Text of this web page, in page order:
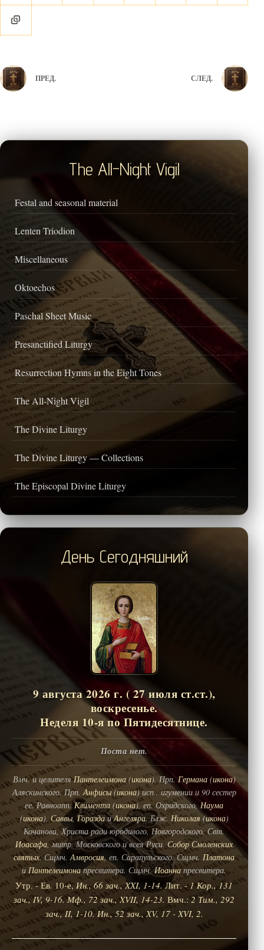
ПРЕД. СЛЕД.
The All-Night Vigil
Festal and seasonal material
Lenten Triodion
Miscellaneous
Oktoechos
Paschal Sheet Music
Presanctified Liturgy
Resurrection Hymns in the Eight Tones
The All-Night Vigil
The Divine Liturgy
The Divine Liturgy — Collections
The Episcopal Divine Liturgy
День Сегодняшний
9 августа 2026 г. ( 27 июля ст.ст.),
воскресенье.
Неделя 10-я по Пятидесятнице.
Поста нет.
Вмч. и целителяПантелеимона(икона). Прп. Германа(икона)
Аляскинского. Прп. Анфисы(икона) исп., игумении и 90 сестер
ее. Равноапп.Климента (икона), еп. Охридского, Наума
(икона), Саввы,ГораздаиАнгеляра. Блж. Николая (икона)
Кочанова, Христа ради юродивого, Новгородского. Свт.
Иоасафа , митр. Московского и всея Руси.Собор Смоленских
святых. Сщмч.Амвросия, еп. Сарапульского. Сщмч. Платона
и Пантелеимонапресвитера. Сщмч.Иоаннапресвитера.
Утр. - Ев. 10-е, Ин., 66 зач., XXI, 1-14. Лит. - 1 Кор., 131
зач., IV, 9-16. Мф., 72 зач., XVII, 14-23. Вмч.: 2 Тим., 292
зач., II, 1-10. Ин., 52 зач., XV, 17 - XVI, 2.